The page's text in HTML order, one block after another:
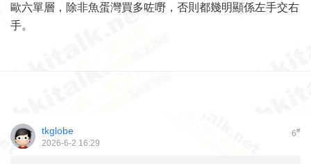
歐六單層，除非魚蛋灣買多咗嘢，否則都幾明顯係左手交右
手。
6#
tkglobe
2026-6-2 16:29